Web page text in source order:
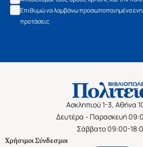
Επιθυμώ να λαμβάνω προσωποποιημένα
προτάσεις
Ασκληπιού 1-3, Αθήνα
Δευτέρα - Παρασκευή
Σάββατο 09:00-
Χρήσιμοι Σύνδεσμοι